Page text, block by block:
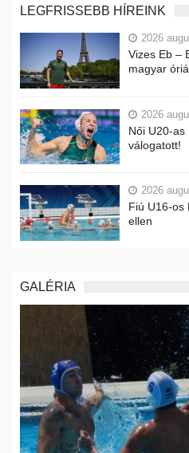
LEGFRISSEBB HÍREINK
2026
Vizes Eb –
magyar
2026
Női U20-
válogatott!
2026
Fiú U16-os
ellen
GALÉRIA